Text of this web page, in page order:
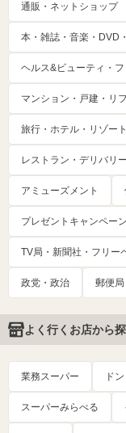
通販・ネットショップ
本・雑誌・音楽・DVD
ヘルス&ビューティ・
マンション・戸建・リ
旅行・ホテル・リゾート
レストラン・デリバリ
アミューズメント
プレゼントキャンペー
TV局・新聞社・フリー
政党・政治 郵便局
よく行くお店から
業務スーパー ド
スーパーみらべる